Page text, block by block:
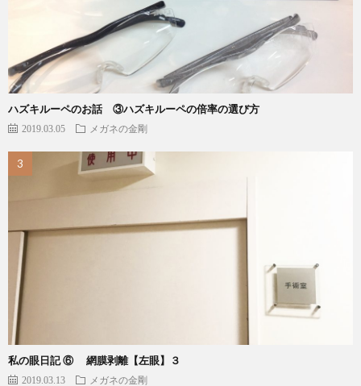
ハズキルーペのお話 ③ハズキルーペの倍率の選び方
2019.03.05 メガネの金剛
私の眼日記 ⑥ 網膜剥離【左眼】３
2019.03.13 メガネの金剛